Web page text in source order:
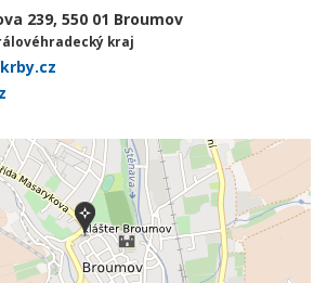
239, 550 01 Broumov
kraj